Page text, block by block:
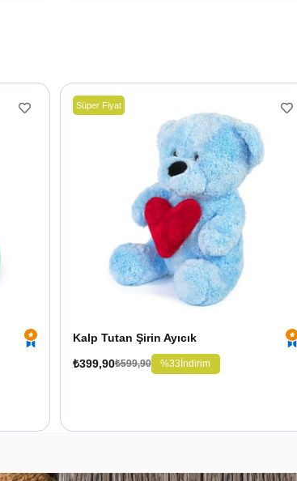
Kalp Tutan Şirin Ayıcık
₺399,90₺599,90 %33İndirim
Süper Fiyat